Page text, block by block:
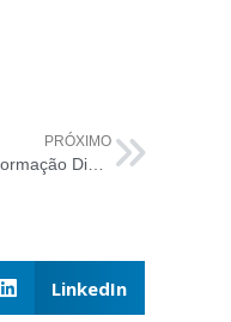
PRÓXIMO
Transformação Digital: saiba como reposicionar sua empresa com segurança!
LinkedIn